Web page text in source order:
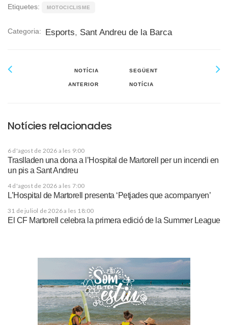
Etiquetes: MOTOCICLISME
Categoria: Esports, Sant Andreu de la Barca
NOTÍCIA
ANTERIOR
SEGÜENT
NOTÍCIA
Notícies relacionades
6 d'agost de 2026 a les 9:00
Traslladen una dona a l’Hospital de Martorell per un incendi en
un pis a Sant Andreu
4 d'agost de 2026 a les 7:00
L’Hospital de Martorell presenta ‘Petjades que acompanyen’
31 de juliol de 2026 a les 18:00
El CF Martorell celebra la primera edició de la Summer League